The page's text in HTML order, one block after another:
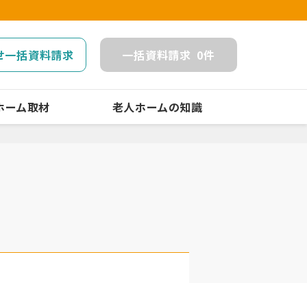
一括資料請求 一括資料請求 0件
ーム取材 老人ホームの知識